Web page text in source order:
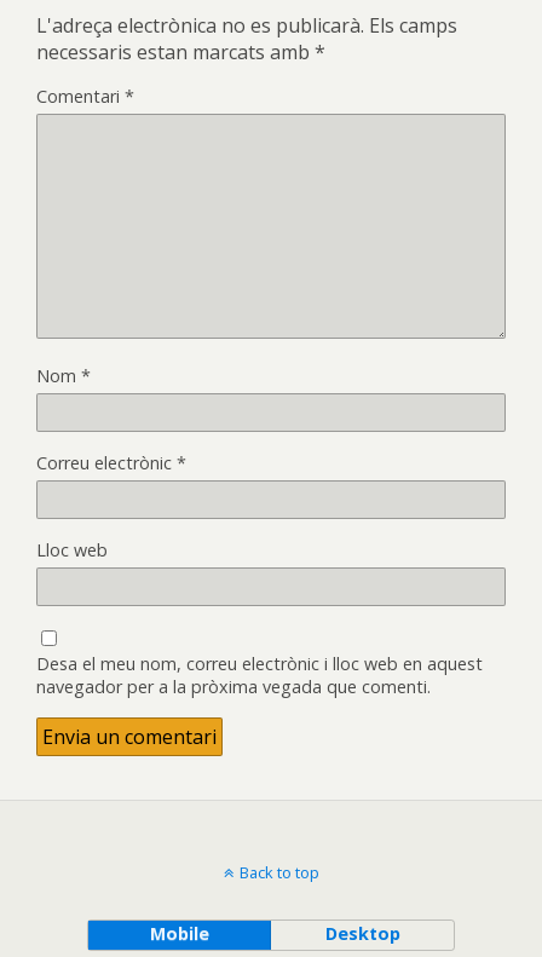
L'adreça electrònica no es publicarà. Els camps
necessaris estan marcats amb *
Comentari *
Nom *
Correu electrònic *
Lloc web
Desa el meu nom, correu electrònic i lloc web en aquest
navegador per a la pròxima vegada que comenti.
Back to top
Mobile Desktop